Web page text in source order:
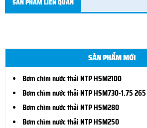
SẢN PHẨM LIÊN QUAN
SẢN PHẨM MỚI
Bơm chìm nước thải NTP HSM2100
Bơm chìm nước thải NTP HSM730-1.75 265
Bơm chìm nước thải NTP HSM280
Bơm chìm nước thải NTP HSM250